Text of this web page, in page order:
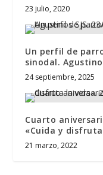
23 julio, 2020
Un perfil de
sinodal.
24 septiembre, 2025
Cuarto
«Cuida y disfruta
21 marzo, 2022